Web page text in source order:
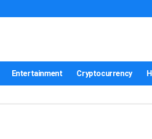
Entertainment Cryptocurrency